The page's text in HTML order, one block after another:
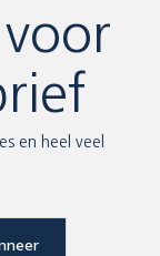
en heel veel